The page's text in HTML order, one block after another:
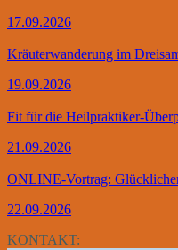
17.09.2026
Kräuterwanderung im
19.09.2026
Fit für die Heilpraktiker-
21.09.2026
ONLINE-Vortrag:
22.09.2026
KONTAKT: